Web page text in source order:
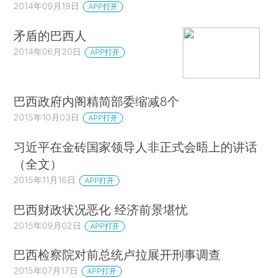
2014年09月19日 APP打开
矛盾的巴西人
2014年06月20日 APP打开
巴西政府内阁精简部委缩减8个
2015年10月03日 APP打开
习近平在金砖国家领导人非正式会晤上的讲话
（全文）
2015年11月16日 APP打开
巴西财政状况恶化 经济前景堪忧
2015年09月02日 APP打开
巴西检察院对前总统卢拉展开刑事调查
2015年07月17日 APP打开